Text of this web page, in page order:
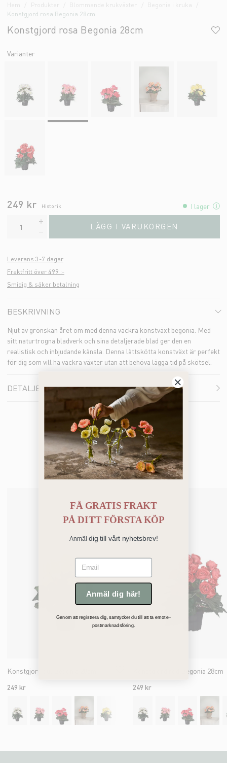
Hem Produkter Blommande krukväxter
Konstgjord rosa Begonia 28cm
Konstgjord rosa Begonia 28cm
Varianter
249 kr Historik I lager
LÄGG I VARUKORGEN
Leverans 3-7 dagar
Fraktfritt över 499 :-
Smidig & säker betalning
BESKRIVNING
Njut av grönskan året om med denna vackra konstväxt begonia. Med
sitt naturtrogna bladverk och sina detaljerade blad ger den en
realistisk och inbjudande känsla. Denna lättskötta konstväxt är perfekt
för dig som vill ha vackra växter utan att behöva lägga tid på skötsel.
DETALJER
Du kanske också gillar
Konstgjord gul Begonia 28cm
249 kr
Konstgjord röd Begonia 28cm
249 kr
FÅ GRATIS FRAKT
PÅDITT FÖRSTA KÖP
Anmäl dig till vårt nyhetsbrev!
Email
Anmäl dig här!
Genom att registrera dig, samtycker du till att ta emot e-
postmarknadsföring.